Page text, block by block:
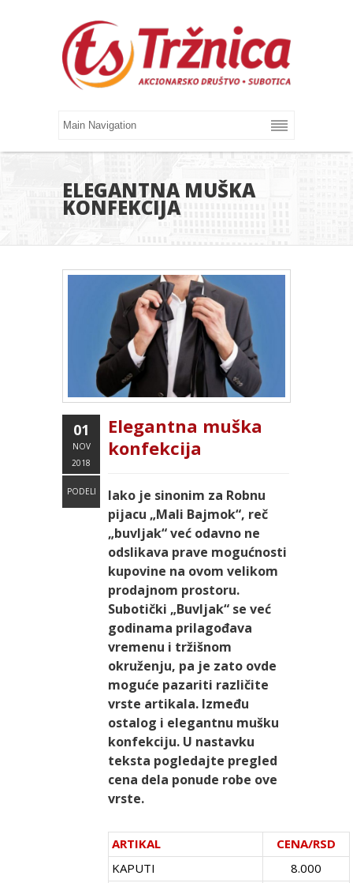
ELEGANTNA MUŠKA
KONFEKCIJA
01
NOV
2018
PODELI
Elegantna muška
konfekcija
Iako je sinonim za Robnu
pijacu „Mali Bajmok“, reč
„buvljak“ već odavno ne
odslikava prave mogućnosti
kupovine na ovom velikom
prodajnom prostoru.
Subotički „Buvljak“ se već
godinama prilagođava
vremenu i tržišnom
okruženju, pa je zato ovde
moguće pazariti različite
vrste artikala. Između
ostalog i elegantnu mušku
konfekciju. U nastavku
teksta pogledajte pregled
cena dela ponude robe ove
vrste.
ARTIKAL
CENA/RSD
KAPUTI
8.000